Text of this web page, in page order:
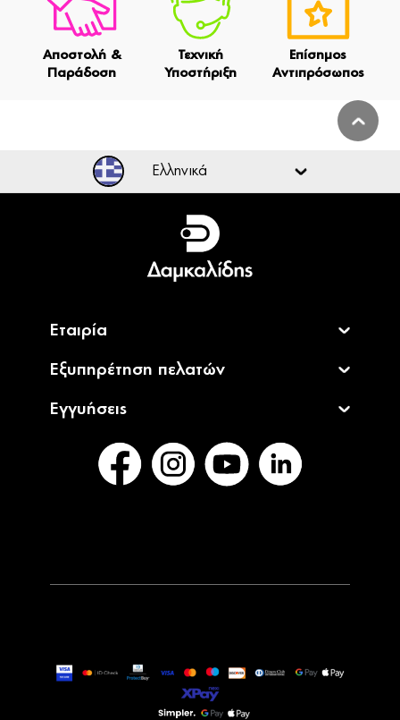
Αποστολή &
Παράδοση
Τεχνική
Υποστήριξη
Επίσημος
Αντιπρόσωπος
Ελληνικά
Ελληνικά
English
Εταιρία
Εξυπηρέτηση πελατών
Εγγυήσεις